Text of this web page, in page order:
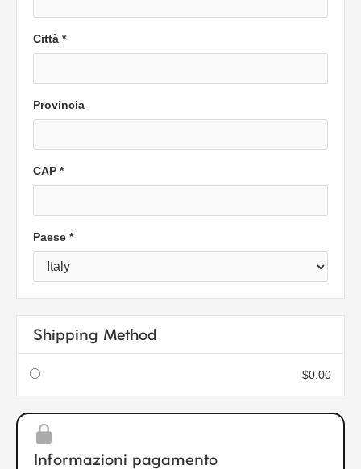
Città *
Provincia
CAP *
Paese *
Shipping Method
$0.00
Informazioni pagamento